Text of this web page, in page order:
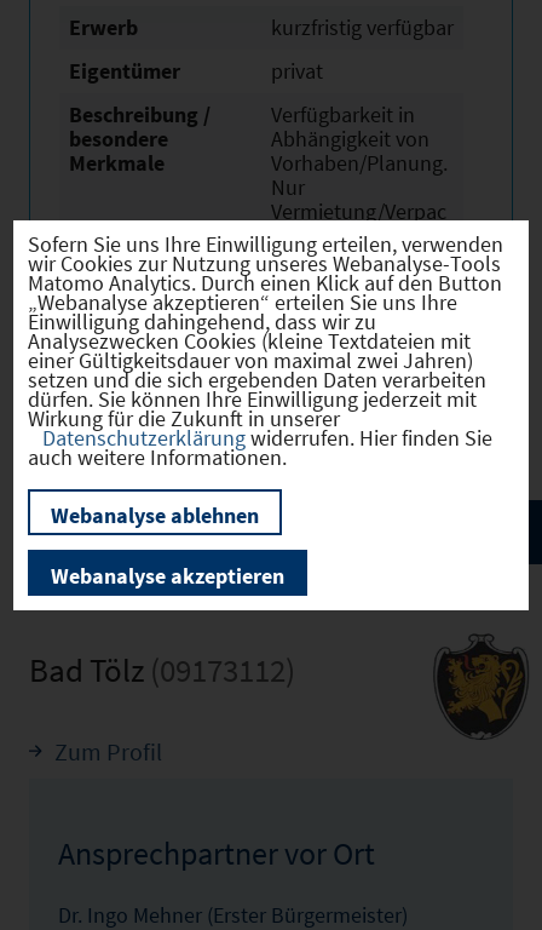
Erwerb
kurzfristig verfügbar
Eigentümer
privat
Beschreibung /
besondere
Merkmale
Verfügbarkeit in
Abhängigkeit von
Vorhaben/Planung.
Nur
Vermietung/Verpac
htung. Flächen
stehen nicht zum
Verkauf.
Verkehr
Bad Tölz (09173112)
Zum Profil
Ansprechpartner vor Ort
Dr. Ingo Mehner (Erster Bürgermeister)
Sofern Sie uns Ihre Einwilligung erteilen, verwenden
wir Cookies zur Nutzung unseres Webanalyse-Tools
Matomo Analytics. Durch einen Klick auf den Button
„Webanalyse akzeptieren“ erteilen Sie uns Ihre
Einwilligung dahingehend, dass wir zu
Analysezwecken Cookies (kleine Textdateien mit
einer Gültigkeitsdauer von maximal zwei Jahren)
setzen und die sich ergebenden Daten verarbeiten
dürfen. Sie können Ihre Einwilligung jederzeit mit
Wirkung für die Zukunft in unserer
Datenschutzerklärungwiderrufen. Hier finden Sie
auch weitere Informationen.
Webanalyse ablehnen
Webanalyse akzeptieren